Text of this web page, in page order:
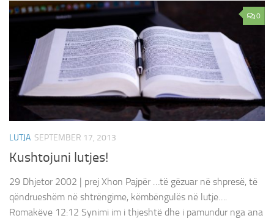
0
LUTJA SEPTEMBER 17, 2013
Kushtojuni lutjes!
29 Dhjetor 2002 | prej Xhon Pajpër …të gëzuar në shpresë, të
qëndrueshëm në shtrëngime, këmbëngulës në lutje….
Romakëve 12:12 Synimi im i thjeshtë dhe i pamundur nga ana